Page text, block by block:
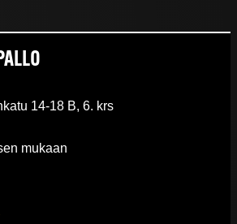
14-18 B, 6. krs
mukaan